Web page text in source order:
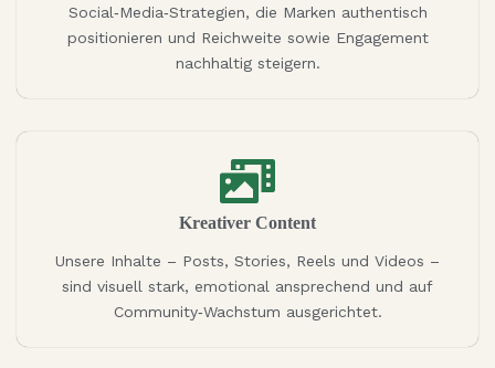
Social‑Media‑Strategien, die Marken authentisch
positionieren und Reichweite sowie Engagement
nachhaltig steigern.
Kreativer Content
Unsere Inhalte – Posts, Stories, Reels und Videos –
sind visuell stark, emotional ansprechend und auf
Community‑Wachstum ausgerichtet.